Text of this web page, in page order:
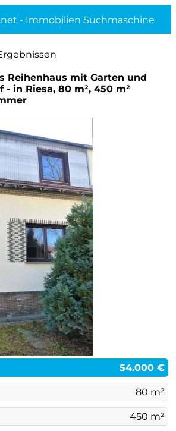
- Immobilien Suchmaschine
Reihenhaus mit Garten und
- in Riesa, 80 m², 450 m²
54.000 €
80 m²
450 m²